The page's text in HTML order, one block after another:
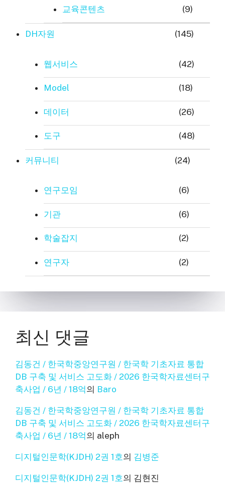
교육콘텐츠 (9)
DH자원 (145)
웹서비스 (42)
Model (18)
데이터 (26)
도구 (48)
커뮤니티 (24)
연구모임 (6)
기관 (6)
학술잡지 (2)
연구자 (2)
최신 댓글
김동건 / 한국학중앙연구원 / 한국학 기초자료 통합
DB 구축 및 서비스 고도화 / 2026 한국학자료센터구
축사업 / 6년 / 18억의 Baro
김동건 / 한국학중앙연구원 / 한국학 기초자료 통합
DB 구축 및 서비스 고도화 / 2026 한국학자료센터구
축사업 / 6년 / 18억의 aleph
디지털인문학(KJDH) 2권 1호의 김병준
디지털인문학(KJDH) 2권 1호의 김현진